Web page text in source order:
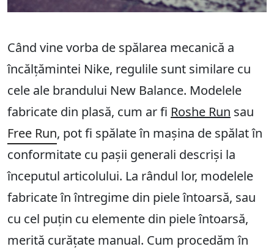
Când vine vorba de spălarea mecanică a
încălțămintei Nike, regulile sunt similare cu
cele ale brandului New Balance. Modelele
fabricate din plasă, cum ar fi Roshe Run sau
Free Run, pot fi spălate în mașina de spălat în
conformitate cu pașii generali descriși la
începutul articolului. La rândul lor, modelele
fabricate în întregime din piele întoarsă, sau
cu cel puțin cu elemente din piele întoarsă,
merită curățate manual. Cum procedăm în